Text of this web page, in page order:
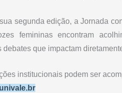
segunda edição, a Jornada
femininas encontram
debates que impactam
institucionais podem ser